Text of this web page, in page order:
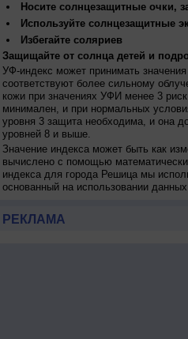
Носите солнцезащитные очки,
Используйте солнцезащитные
Избегайте соляриев
Защищайте от солнца детей и
УФ-индекс может принимать
соответствуют более сильному
кожи при значениях УФИ менее 3
минимален, и при нормальных
уровня 3 защита необходима, и она
уровней 8 и выше.
Значение индекса может быть как
вычислено с помощью
индекса для города Решица мы
основанный на использовании
РЕКЛАМА